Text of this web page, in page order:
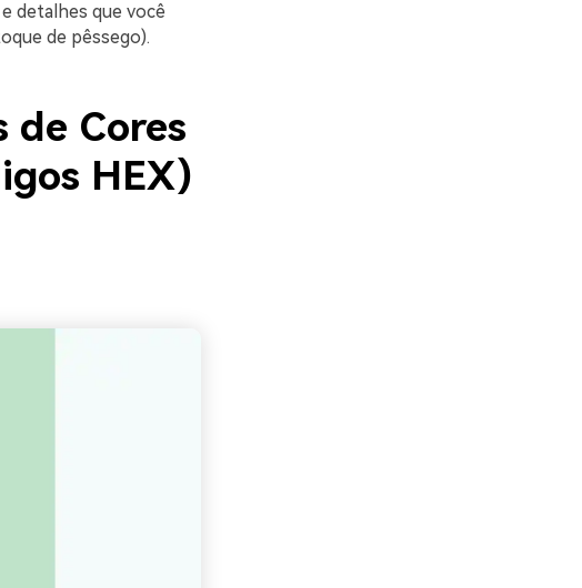
detalhes que você
de pêssego).
de Cores
HEX)